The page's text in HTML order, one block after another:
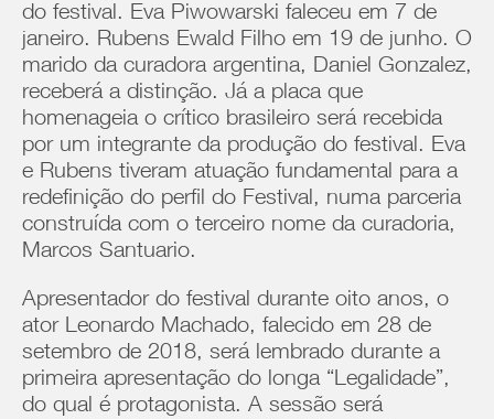
do festival. Eva Piwowarski faleceu em 7 de
janeiro. Rubens Ewald Filho em 19 de junho. O
marido da curadora argentina, Daniel Gonzalez,
receberá a distinção. Já a placa que
homenageia o crítico brasileiro será recebida
por um integrante da produção do festival. Eva
e Rubens tiveram atuação fundamental para a
redefinição do perfil do Festival, numa parceria
construída com o terceiro nome da curadoria,
Marcos Santuario.
Apresentador do festival durante oito anos, o
ator Leonardo Machado, falecido em 28 de
setembro de 2018, será lembrado durante a
primeira apresentação do longa “Legalidade”,
do qual é protagonista. A sessão será